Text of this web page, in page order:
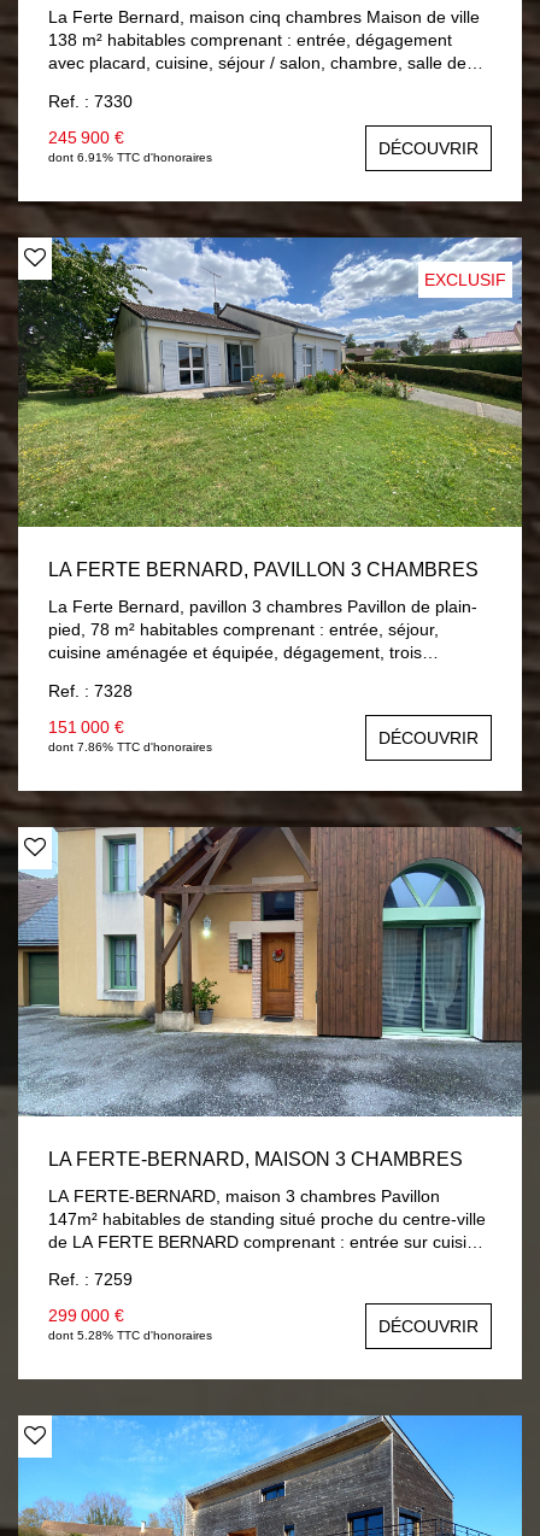
La Ferte Bernard, maison cinq chambres Maison de ville
138 m² habitables comprenant : entrée, dégagement
avec placard, cuisine, séjour / salon, chambre, salle de
wc. Double vitrage PVC, Chauffage central gaz de ville.
Sous-sol : buanderie, atelier et un garage. Jardin 649 m²
clos avec trois garages.
Ref. : 7330
245 900 €
dont 6.91% TTC d'honoraires DÉCOUVRIR
EXCLUSIF
LA FERTE BERNARD, PAVILLON 3 CHAMBRES
La Ferte Bernard, pavillon 3 chambres Pavillon de plain-
pied, 78 m² habitables comprenant : entrée, séjour,
cuisine aménagée et équipée, dégagement, trois
cave. Chauffage central gaz de ville, double vitrage bois.
Terrain 750 m² clos et arboré.
Ref. : 7328
151 000 €
dont 7.86% TTC d'honoraires DÉCOUVRIR
LA FERTE-BERNARD, MAISON 3 CHAMBRES
LA FERTE-BERNARD, maison 3 chambres Pavillon
147m² habitables de standing situé proche du centre-ville
de LA FERTE BERNARD comprenant : entrée sur cuisine
chambre, salle d'eau, wc, lingerie, garage avec porte
électrique. A l'étage : palier, deux chambres dont une
avec mezzanine, salle de bains avec douche, wc.
Chauffage gaz de ville au sol au rez-de-chaussée et
radiateur à l'étage, double vitrage et volets roulants
Ref. : 7259
299 000 €
dont 5.28% TTC d'honoraires DÉCOUVRIR